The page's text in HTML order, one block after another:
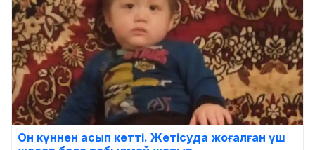
Он күннен асып кетті. Жетісуда жоғалған үш